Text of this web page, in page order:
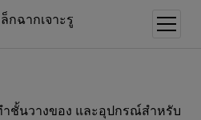
กฉากเจาะรู
open
menu
ำชั้นวางของ และอุปกรณ์สำหรับ